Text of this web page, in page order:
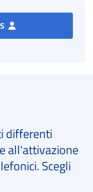
differenti
all'attivazione
Scegli